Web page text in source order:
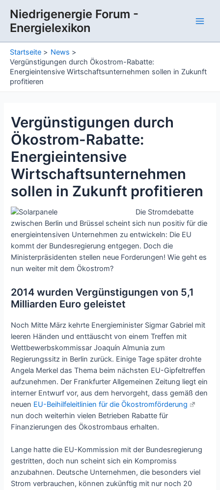
Inhalt
springen
Niedrigenergie Forum -
Energielexikon
Startseite
News
Vergünstigungen durch Ökostrom-Rabatte:
Energieintensive Wirtschaftsunternehmen sollen in Zukunft
profitieren
Vergünstigungen durch
Ökostrom-Rabatte:
Energieintensive
Wirtschaftsunternehmen
sollen in Zukunft profitieren
Die Stromdebatte
zwischen Berlin und Brüssel scheint sich nun positiv für die
energieintensiven Unternehmen zu entwickeln: Die EU
kommt der Bundesregierung entgegen. Doch die
Ministerpräsidenten stellen neue Forderungen! Wie geht es
nun weiter mit dem Ökostrom?
2014 wurden Vergünstigungen von 5,1
Milliarden Euro geleistet
Noch Mitte März kehrte Energieminister Sigmar Gabriel mit
leeren Händen und enttäuscht von einem Treffen mit
Wettbewerbskommissar Joaquín Almunia zum
Regierungssitz in Berlin zurück. Einige Tage später drohte
Angela Merkel das Thema beim nächsten EU-Gipfeltreffen
aufzunehmen. Der Frankfurter Allgemeinen Zeitung liegt ein
interner Entwurf vor, aus dem hervorgeht, dass gemäß den
neuen EU-Beihilfeleitlinien für die Ökostromförderung
nun doch weiterhin vielen Betrieben Rabatte für
Finanzierungen des Ökostrombaus erhalten.
Lange hatte die EU-Kommission mit der Bundesregierung
gestritten, doch nun scheint sich ein Kompromiss
anzubahnen. Deutsche Unternehmen, die besonders viel
Strom verbrauchen, können zukünftig mit nur noch 20